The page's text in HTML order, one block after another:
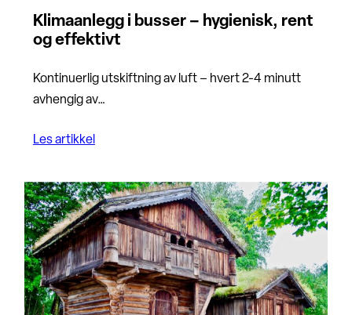
Klimaanlegg i busser – hygienisk, rent
og effektivt
Kontinuerlig utskiftning av luft – hvert 2-4 minutt
avhengig av…
Les artikkel